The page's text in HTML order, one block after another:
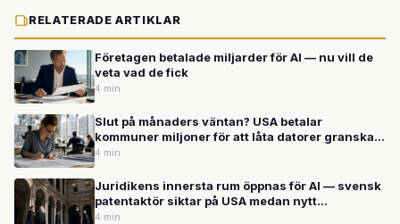
RELATERADE ARTIKLAR
Företagen betalade miljarder för AI — nu vill de
veta vad de fick
4 min
Slut på månaders väntan? USA betalar
kommuner miljoner för att låta datorer granska
bygglov
4 min
Juridikens innersta rum öppnas för AI — svensk
patentaktör siktar på USA medan nytt
avtalsverktyg byggs in i vardagsarbetet
4 min